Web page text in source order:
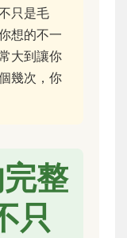
只是毛
想的不一
大到讓你
幾次，你
整
只